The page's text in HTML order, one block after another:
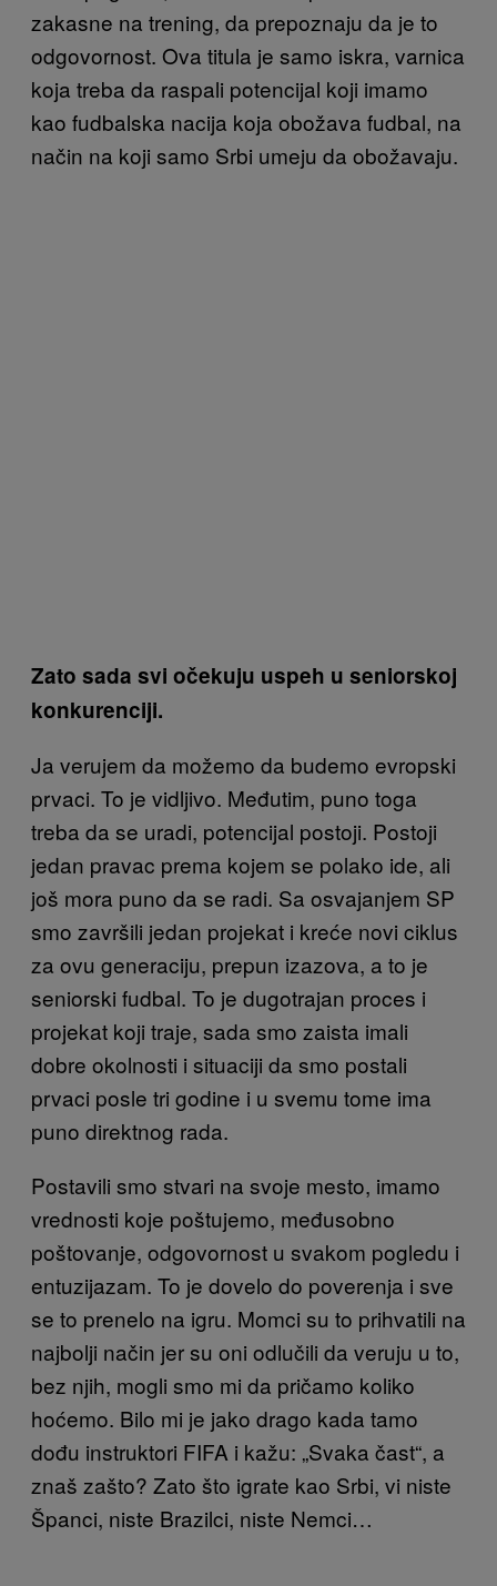
zakasne na trening, da prepoznaju da je to
odgovornost. Ova titula je samo iskra, varnica
koja treba da raspali potencijal koji imamo
kao fudbalska nacija koja obožava fudbal, na
način na koji samo Srbi umeju da obožavaju.
Zato sada svi očekuju uspeh u seniorskoj
konkurenciji.
Ja verujem da možemo da budemo evropski
prvaci. To je vidljivo. Međutim, puno toga
treba da se uradi, potencijal postoji. Postoji
jedan pravac prema kojem se polako ide, ali
još mora puno da se radi. Sa osvajanjem SP
smo završili jedan projekat i kreće novi ciklus
za ovu generaciju, prepun izazova, a to je
seniorski fudbal. To je dugotrajan proces i
projekat koji traje, sada smo zaista imali
dobre okolnosti i situaciji da smo postali
prvaci posle tri godine i u svemu tome ima
puno direktnog rada.
Postavili smo stvari na svoje mesto, imamo
vrednosti koje poštujemo, međusobno
poštovanje, odgovornost u svakom pogledu i
entuzijazam. To je dovelo do poverenja i sve
se to prenelo na igru. Momci su to prihvatili na
najbolji način jer su oni odlučili da veruju u to,
bez njih, mogli smo mi da pričamo koliko
hoćemo. Bilo mi je jako drago kada tamo
dođu instruktori FIFA i kažu: „Svaka čast“, a
znaš zašto? Zato što igrate kao Srbi, vi niste
Španci, niste Brazilci, niste Nemci…